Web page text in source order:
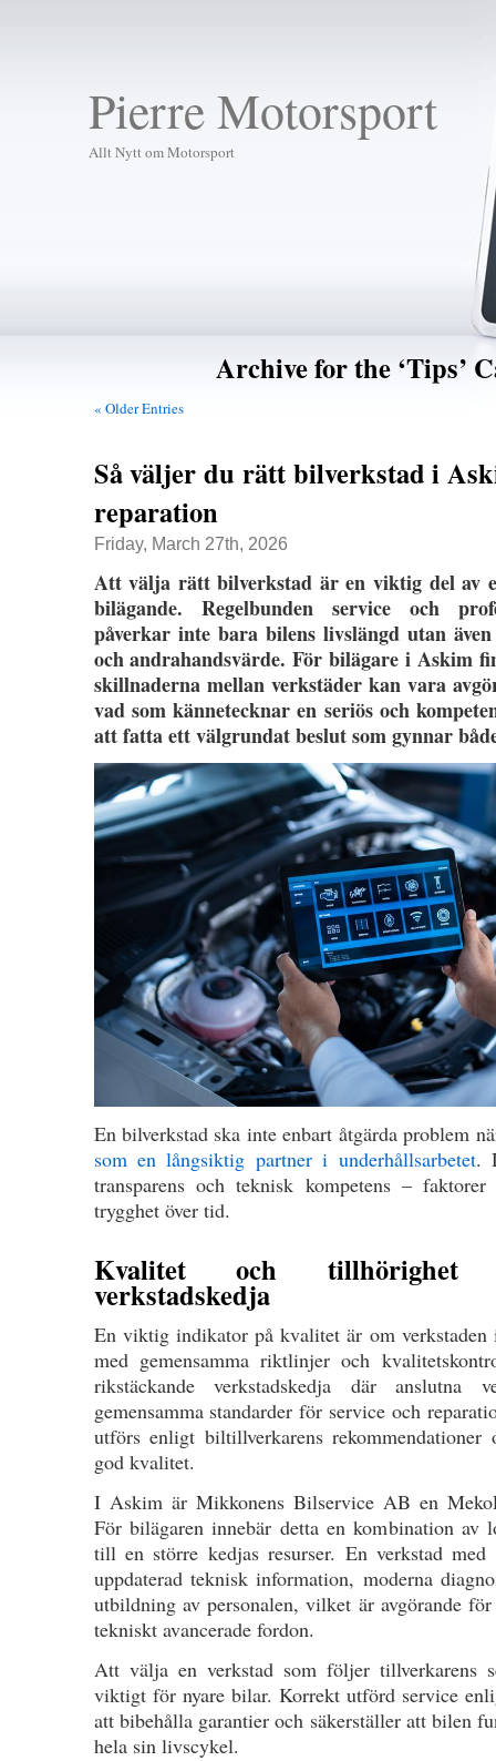
Pierre Motorsport
Allt Nytt om Motorsport
Archive for the ‘Tips’
« Older Entries
Så väljer du rätt bilverkstad i
reparation
Friday, March 27th, 2026
Att välja rätt bilverkstad är en viktig del av
bilägande. Regelbunden service och
påverkar inte bara bilens livslängd utan
och andrahandsvärde. För bilägare i Askim
skillnaderna mellan verkstäder kan vara
vad som kännetecknar en seriös och
att fatta ett välgrundat beslut som gynnar
En bilverkstad ska inte enbart åtgärda problem
som en långsiktig partner i underhållsarbetet.
transparens och teknisk kompetens –
trygghet över tid.
Kvalitet och tillhörighet
verkstadskedja
En viktig indikator på kvalitet är om verkstaden
med gemensamma riktlinjer och
rikstäckande verkstadskedja där anslutna
gemensamma standarder för service och
utförs enligt biltillverkarens rekommendationer
god kvalitet.
I Askim är Mikkonens Bilservice AB en
För bilägaren innebär detta en kombination av
till en större kedjas resurser. En verkstad
uppdaterad teknisk information, moderna
utbildning av personalen, vilket är avgörande
tekniskt avancerade fordon.
Att välja en verkstad som följer tillverkarens
viktigt för nyare bilar. Korrekt utförd service
att bibehålla garantier och säkerställer att bilen
hela sin livscykel.